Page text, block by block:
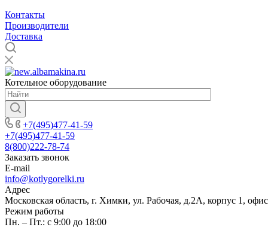
Контакты
Производители
Доставка
Котельное оборудование
+7(495)477-41-59
+7(495)477-41-59
8(800)222-78-74
Заказать звонок
E-mail
info@kotlygorelki.ru
Адрес
Московская область, г. Химки, ул. Рабочая, д.2А, корпус 1,
Режим работы
Пн. – Пт.: с 9:00 до 18:00